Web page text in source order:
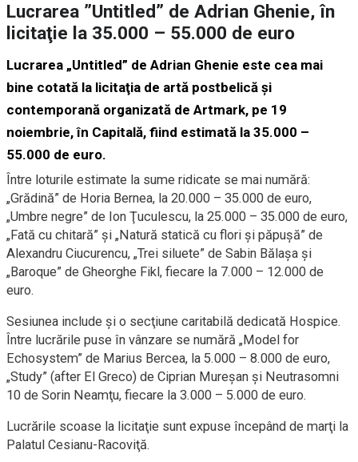
Lucrarea ”Untitled” de Adrian Ghenie, în
licitaţie la 35.000 – 55.000 de euro
Lucrarea „Untitled” de Adrian Ghenie este cea mai
bine cotată la licitaţia de artă postbelică şi
contemporană organizată de Artmark, pe 19
noiembrie, în Capitală, fiind estimată la 35.000 –
55.000 de euro.
Între loturile estimate la sume ridicate se mai numără:
„Grădină” de Horia Bernea, la 20.000 – 35.000 de euro,
„Umbre negre” de Ion Ţuculescu, la 25.000 – 35.000 de euro,
„Fată cu chitară” şi „Natură statică cu flori şi păpuşă” de
Alexandru Ciucurencu, „Trei siluete” de Sabin Bălaşa şi
„Baroque” de Gheorghe Fikl, fiecare la 7.000 – 12.000 de
euro.
Sesiunea include şi o secţiune caritabilă dedicată Hospice.
Între lucrările puse în vânzare se numără „Model for
Echosystem” de Marius Bercea, la 5.000 – 8.000 de euro,
„Study” (after El Greco) de Ciprian Mureşan şi Neutrasomni
10 de Sorin Neamţu, fiecare la 3.000 – 5.000 de euro.
Lucrările scoase la licitaţie sunt expuse începând de marţi la
Palatul Cesianu-Racoviţă.